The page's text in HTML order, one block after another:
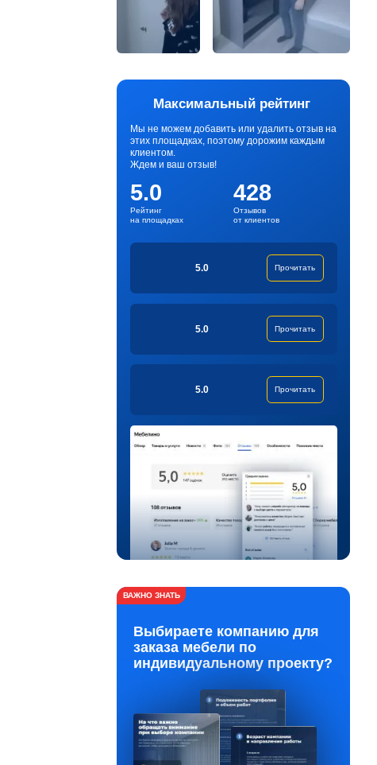
Максимальный рейтинг
Мы не можем добавить или удалить отзыв на
этих площадках, поэтому дорожим каждым
клиентом.
Ждем и ваш отзыв!
5.0
Рейтинг
на площадках
428
Отзывов
от клиентов
5.0 Прочитать
5.0 Прочитать
5.0 Прочитать
ВАЖНО ЗНАТЬ
Выбираете компанию для
заказа мебели по
индивидуальному проекту?